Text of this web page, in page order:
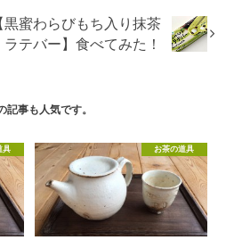
蜜わらびもち入り抹茶
ラテバー】食べてみた！
記事も人気です。
具 お茶の道具